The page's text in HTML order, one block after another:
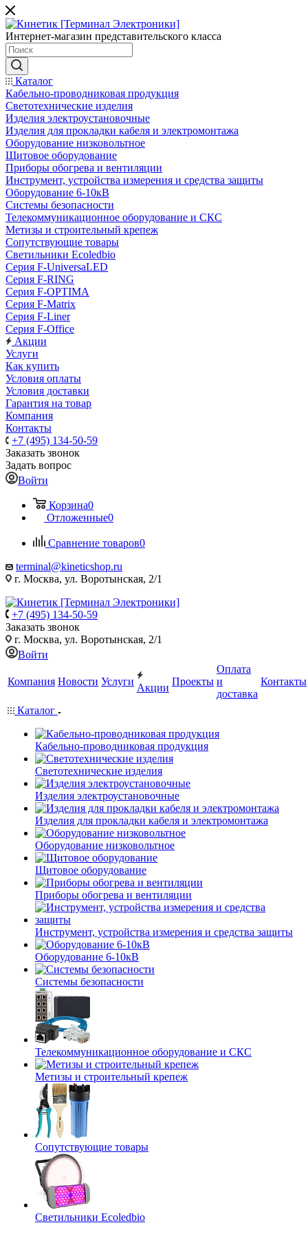
Интернет-магазин представительского класса
Каталог
Кабельно-проводниковая продукция
Светотехнические изделия
Изделия электроустановочные
Изделия для прокладки кабеля и электромонтажа
Оборудование низковольтное
Щитовое оборудование
Приборы обогрева и вентиляции
Инструмент, устройства измерения и средства защиты
Оборудование 6-10кВ
Системы безопасности
Телекоммуникационное оборудование и СКС
Метизы и строительный крепеж
Сопутствующие товары
Светильники Ecoledbio
Серия F-UniversaLED
Серия F-RING
Серия F-OPTIMA
Серия F-Matrix
Серия F-Liner
Серия F-Office
Акции
Услуги
Как купить
Условия оплаты
Условия доставки
Гарантия на товар
Компания
Контакты
+7 (495) 134-50-59
Заказать звонок
Задать вопрос
Войти
Корзина0
Отложенные0
Сравнение товаров0
terminal@kineticshop.ru
г. Москва, ул. Воротынская, 2/1
+7 (495) 134-50-59
Заказать звонок
г. Москва, ул. Воротынская, 2/1
Войти
Компания Новости Услуги
Акции
Проекты
Оплата
и
доставка
Контакты
Каталог
Кабельно-проводниковая продукция
Светотехнические изделия
Изделия электроустановочные
Изделия для прокладки кабеля и электромонтажа
Оборудование низковольтное
Щитовое оборудование
Приборы обогрева и вентиляции
Инструмент, устройства измерения и средства защиты
Оборудование 6-10кВ
Системы безопасности
Телекоммуникационное оборудование и СКС
Метизы и строительный крепеж
Сопутствующие товары
Светильники Ecoledbio